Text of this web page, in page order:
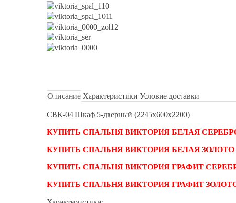
Описание Характеристики Условие доставки
СВК-04 Шкаф 5-дверный (2245х600х2200)
КУПИТЬ СПАЛЬНЯ ВИКТОРИЯ БЕЛАЯ
КУПИТЬ СПАЛЬНЯ ВИКТОРИЯ БЕЛАЯ ЗОЛОТО
КУПИТЬ СПАЛЬНЯ ВИКТОРИЯ ГРАФИТ
КУПИТЬ СПАЛЬНЯ ВИКТОРИЯ ГРАФИТ